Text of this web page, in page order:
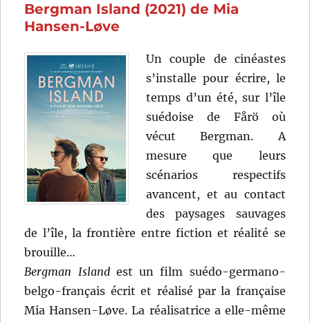
Bergman Island (2021) de Mia
Hansen-Løve
Un couple de cinéastes
s’installe pour écrire, le
temps d’un été, sur l’île
suédoise de Fårö où
vécut Bergman. A
mesure que leurs
scénarios respectifs
avancent, et au contact
des paysages sauvages
de l’île, la frontière entre fiction et réalité se
brouille…
Bergman Islandest un film suédo-germano-
belgo-français écrit et réalisé par la française
Mia Hansen-Løve. La réalisatrice a elle-même